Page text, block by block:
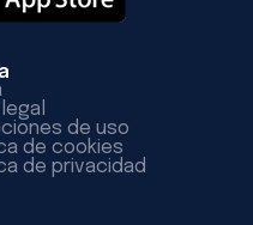
de uso
de cookies
de privacidad